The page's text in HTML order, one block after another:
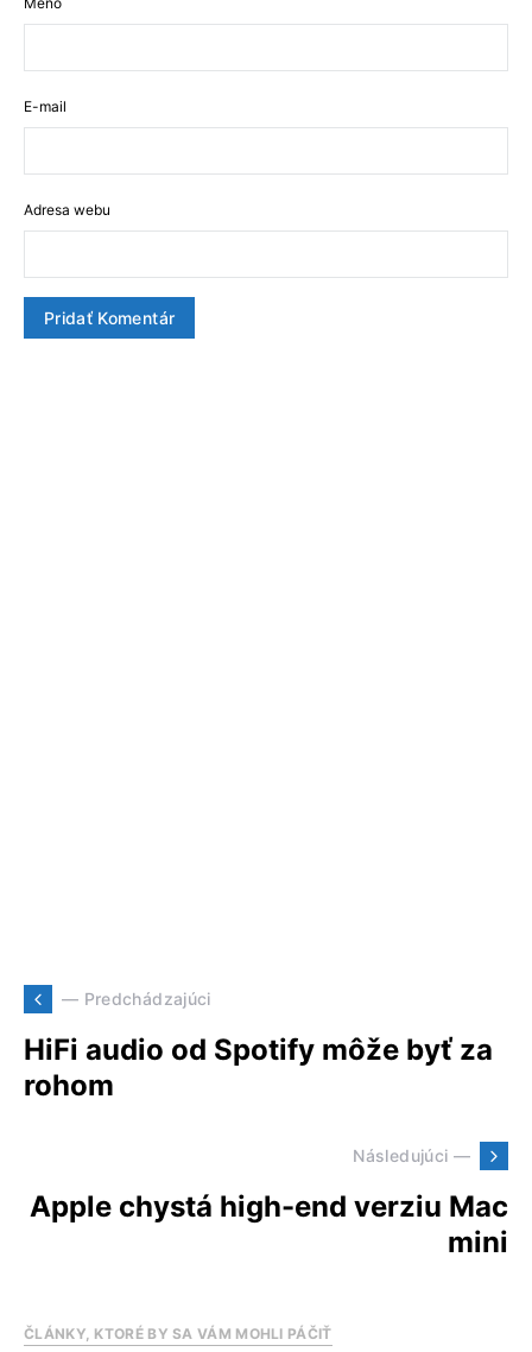
E-mail
Adresa webu
— Predchádzajúci
HiFi audio od Spotify môže byť za
rohom
Následujúci —
Apple chystá high-end verziu Mac
mini
ČLÁNKY, KTORÉ BY SA VÁM MOHLI PÁČIŤ